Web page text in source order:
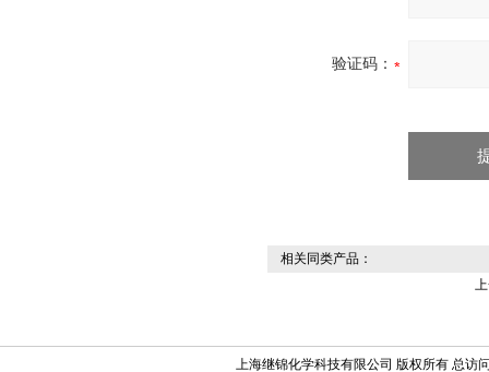
验证码：
相关同类产品：
上海继锦化学科技有限公司 版权所有 总访